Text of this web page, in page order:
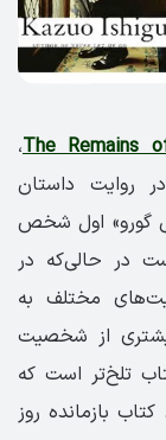
،
روایت داستان
گورو» اول شخص
در حالی‌که در
مختلف به
از شخصیت
تلخ‌تر است که
بازمانده روز